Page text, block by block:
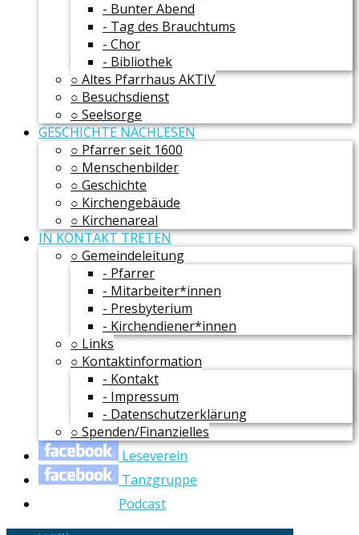
- Bunter Abend
- Tag des Brauchtums
- Chor
- Bibliothek
○ Altes Pfarrhaus AKTIV
○ Besuchsdienst
○ Seelsorge
GESCHICHTE NACHLESEN
○ Pfarrer seit 1600
○ Menschenbilder
○ Geschichte
○ Kirchengebäude
○ Kirchenareal
IN KONTAKT TRETEN
○ Gemeindeleitung
- Pfarrer
- Mitarbeiter*innen
- Presbyterium
- Kirchendiener*innen
○ Links
○ Kontaktinformation
- Kontakt
- Impressum
- Datenschutzerklärung
○ Spenden/Finanzielles
Leseverein
Tanzgruppe
Podcast